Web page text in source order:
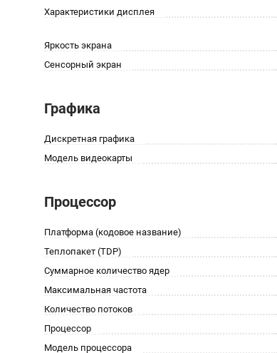
Характеристики дисплея
Яркость экрана
Сенсорный экран
Графика
Дискретная графика
Модель видеокарты
Процессор
Платформа (кодовое название)
Теплопакет (TDP)
Суммарное количество ядер
Максимальная частота
Количество потоков
Процессор
Модель процессора